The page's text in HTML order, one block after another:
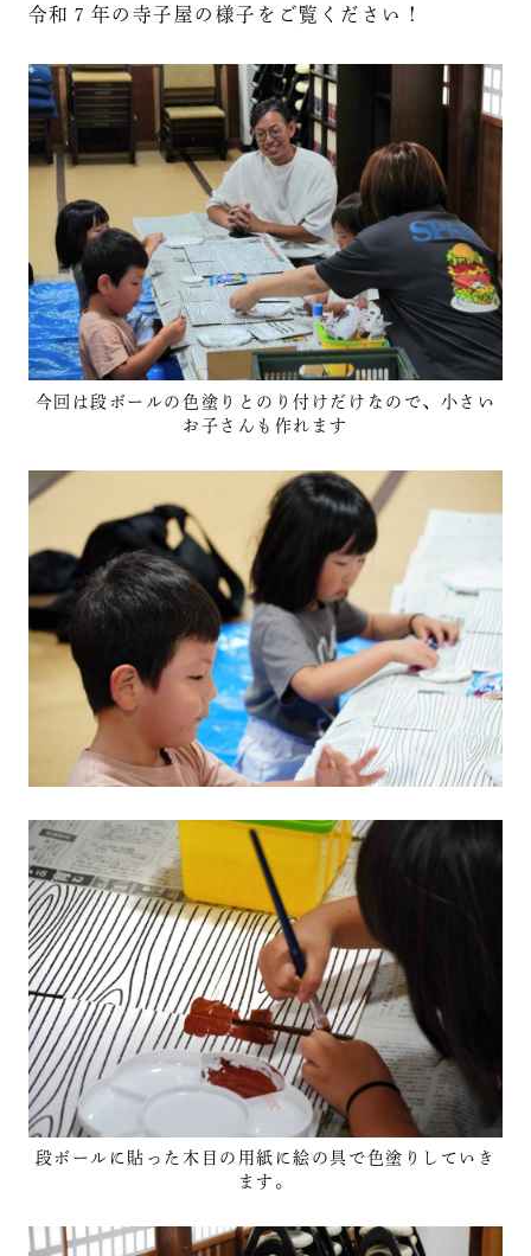
令和７年の寺子屋の様子をご覧ください！
今回は段ボールの色塗りとのり付けだけなので、小さい
お子さんも作れます
段ボールに貼った木目の用紙に絵の具で色塗りしていき
ます。